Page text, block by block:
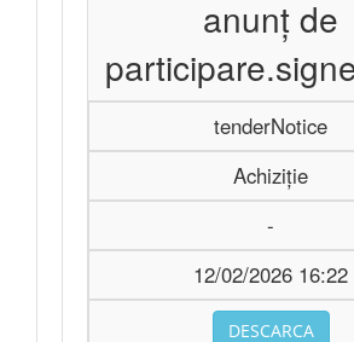
anunț de
tenderNotice
Achiziție
-
12/02/2026 16:22
DESCARCA